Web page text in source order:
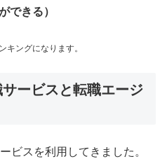
できる）
ングになります。
ービスと転職エージ
ビスを利用してきました。